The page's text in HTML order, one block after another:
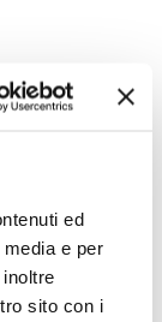
ed
e per
sito con i
Stampa